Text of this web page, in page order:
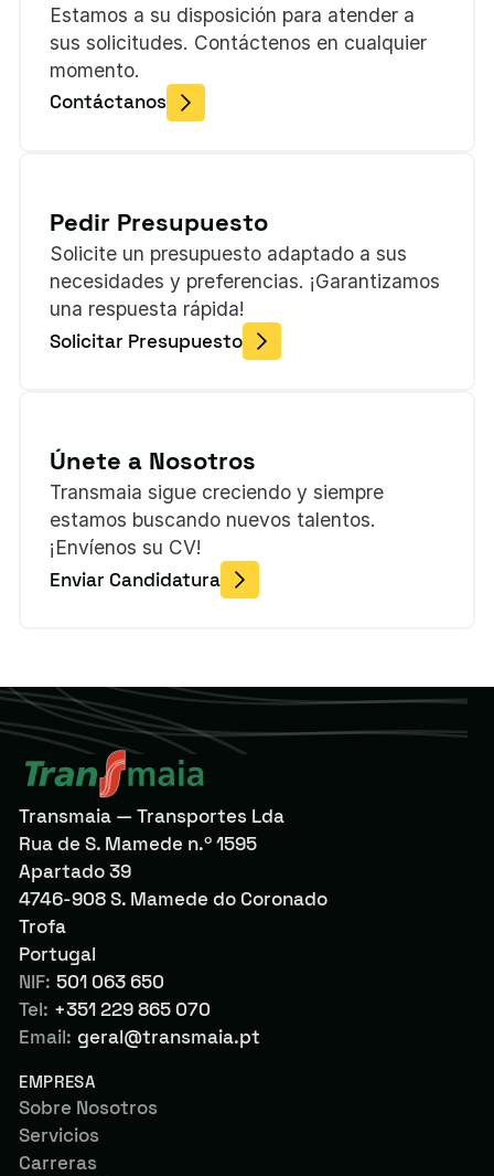
Estamos a su disposición para atender a
sus solicitudes. Contáctenos en cualquier
momento.
Contáctanos
Pedir Presupuesto
Solicite un presupuesto adaptado a sus
necesidades y preferencias. ¡Garantizamos
una respuesta rápida!
Solicitar Presupuesto
Únete a Nosotros
Transmaia sigue creciendo y siempre
estamos buscando nuevos talentos.
¡Envíenos su CV!
Enviar Candidatura
Transmaia — Transportes Lda
Rua de S. Mamede n.º 1595
Apartado 39
4746-908 S. Mamede do Coronado
Trofa
Portugal
NIF: 501 063 650
Tel: +351 229 865 070
Email: geral@transmaia.pt
EMPRESA
Sobre Nosotros
Servicios
Carreras